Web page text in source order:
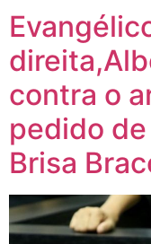
contra o
pedido
Brisa